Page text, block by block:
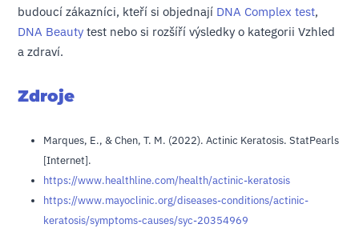
budoucí zákazníci, kteří si objednají DNA Complex test,
DNA Beauty test nebo si rozšíří výsledky o kategorii Vzhled
a zdraví.
Zdroje
Marques, E., & Chen, T. M. (2022). Actinic Keratosis. StatPearls
[Internet].
https://www.healthline.com/health/actinic-keratosis
https://www.mayoclinic.org/diseases-conditions/actinic-
keratosis/symptoms-causes/syc-20354969